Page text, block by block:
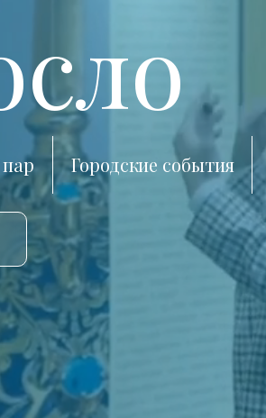
Городские события